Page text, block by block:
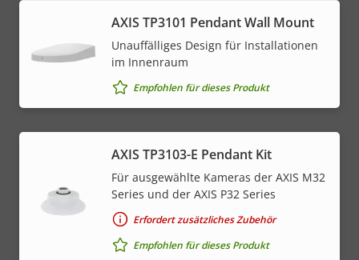
AXIS TP3101 Pendant Wall Mount
Unauffälliges Design für Installationen
im Innenraum
Empfohlen für dieses Produkt
AXIS TP3103-E Pendant Kit
Für ausgewählte Kameras der AXIS M32
Series und der AXIS P32 Series
Erfordert zusätzliches Zubehör
Empfohlen für dieses Produkt